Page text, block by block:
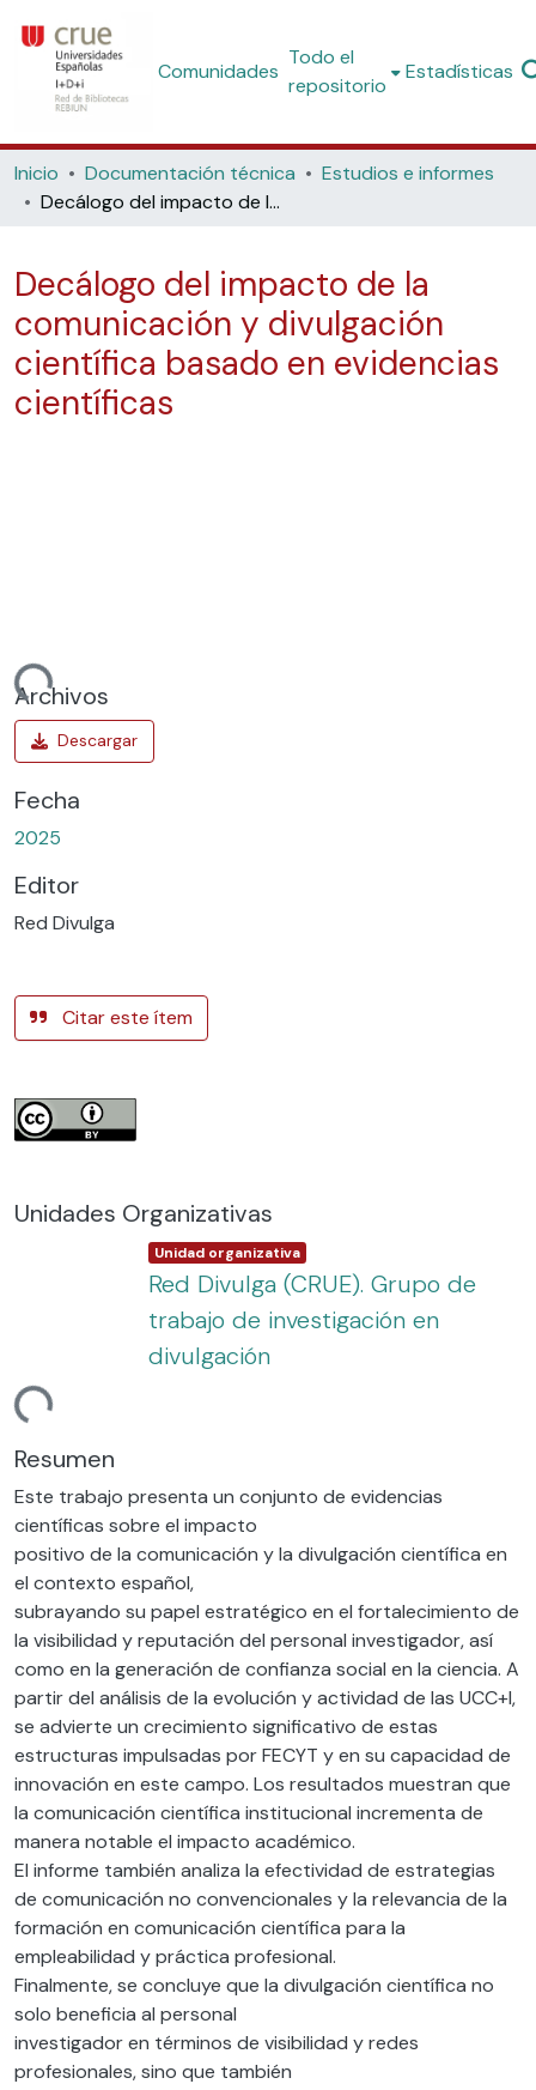
Comunidades
Todo el
repositorio
Estadísticas
Inicio Documentación técnica
Estudios e informes
Decálogo del impacto de la comunicación y divulgación científica basado en evidencias científicas
Decálogo del impacto de la
comunicación y divulgación
científica basado en evidencias
científicas
Archivos
Fecha
2025
Editor
Red Divulga
Citar este ítem
Unidades Organizativas
Item type:
Unidad organizativa ,
Red Divulga (CRUE). Grupo de
trabajo de investigación en
divulgación
Resumen
Este trabajo presenta un conjunto de evidencias
científicas sobre el impacto
positivo de la comunicación y la divulgación científica en
el contexto español,
subrayando su papel estratégico en el fortalecimiento de
la visibilidad y reputación del personal investigador, así
como en la generación de confianza social en la ciencia. A
partir del análisis de la evolución y actividad de las UCC+I,
se advierte un crecimiento significativo de estas
estructuras impulsadas por FECYT y en su capacidad de
innovación en este campo. Los resultados muestran que
la comunicación científica institucional incrementa de
manera notable el impacto académico.
El informe también analiza la efectividad de estrategias
de comunicación no convencionales y la relevancia de la
formación en comunicación científica para la
empleabilidad y práctica profesional.
Finalmente, se concluye que la divulgación científica no
solo beneficia al personal
investigador en términos de visibilidad y redes
profesionales, sino que también